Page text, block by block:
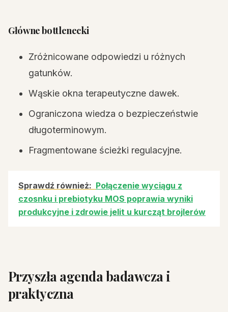
Główne bottlenecki
Zróżnicowane odpowiedzi u różnych
gatunków.
Wąskie okna terapeutyczne dawek.
Ograniczona wiedza o bezpieczeństwie
długoterminowym.
Fragmentowane ścieżki regulacyjne.
Sprawdź również: Połączenie wyciągu z
czosnku i prebiotyku MOS poprawia wyniki
produkcyjne i zdrowie jelit u kurcząt brojlerów
Przyszła agenda badawcza i
praktyczna